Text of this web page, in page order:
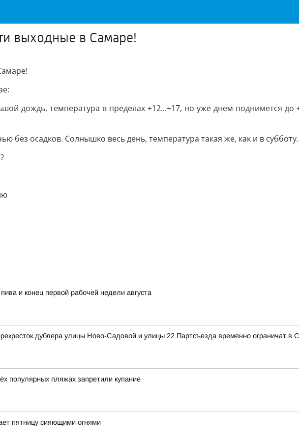
выходные в Самаре!
дождь, температура в пределах +12...+17, но уже днем поднимется
без осадков. Солнышко весь день, температура такая же, как и в субботу.
и конец первой рабочей недели августа
дублера улицы Ново-Садовой и улицы 22 Партсъезда временно ограничат в
популярных пляжах запретили купание
пятницу сияющими огнями